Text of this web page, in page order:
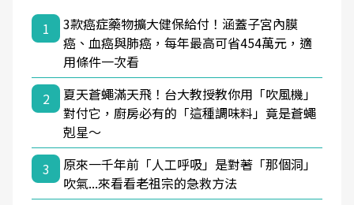
1
3款癌症藥物擴大健保給付！涵蓋子宮內膜
癌、血癌與肺癌，每年最高可省454萬元，適
用條件一次看
2
夏天蒼蠅滿天飛！台大教授教你用「吹風機」
對付它，廚房必有的「這種調味料」竟是蒼蠅
剋星～
3
原來一千年前「人工呼吸」是對著「那個洞」
吹氣...來看看老祖宗的急救方法